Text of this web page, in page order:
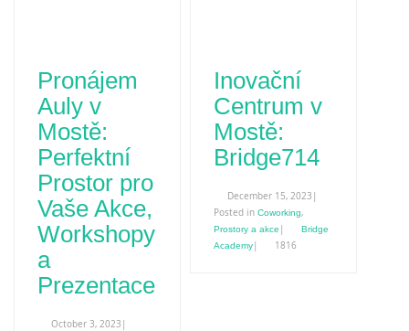
Pronájem
Auly v
Mostě:
Perfektní
Prostor pro
Vaše Akce,
Workshopy
a
Prezentace
October 3, 2023|
Inovační
Centrum v
Mostě:
Bridge714
December 15, 2023|
Posted inCoworking,
Prostory a akce |
Bridge
Academy| 1816